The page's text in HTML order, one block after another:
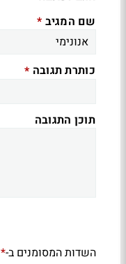
שם המגיב *
כותרת תגובה *
תוכן התגובה
השדות המסומנים ב-*